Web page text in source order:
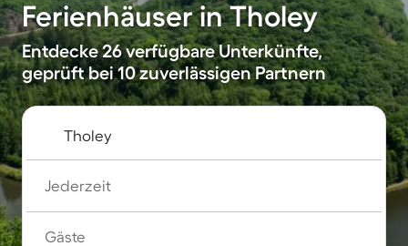
Ferienhäuser in Tholey
Entdecke 26 verfügbare Unterkünfte,
geprüft bei 10 zuverlässigen Partnern
Jederzeit
Gäste